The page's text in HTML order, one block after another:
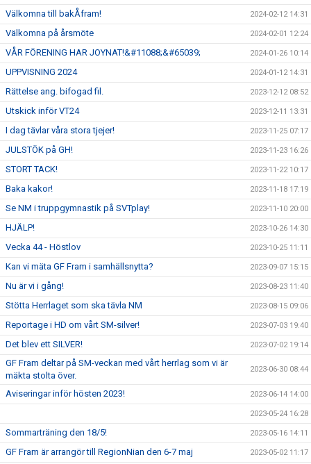
Välkomna till bakÅfram! 2024-02-12 14:31
Välkomna på årsmöte 2024-02-01 12:24
VÅR FÖRENING HAR JOYNAT!&#11088;&#65039; 2024-01-26 10:14
UPPVISNING 2024 2024-01-12 14:31
Rättelse ang. bifogad fil. 2023-12-12 08:52
Utskick inför VT24 2023-12-11 13:31
I dag tävlar våra stora tjejer! 2023-11-25 07:17
JULSTÖK på GH! 2023-11-23 16:26
STORT TACK! 2023-11-22 10:17
Baka kakor! 2023-11-18 17:19
Se NM i truppgymnastik på SVTplay! 2023-11-10 20:00
HJÄLP! 2023-10-26 14:30
Vecka 44 - Höstlov 2023-10-25 11:11
Kan vi mäta GF Fram i samhällsnytta? 2023-09-07 15:15
Nu är vi i gång! 2023-08-23 11:40
Stötta Herrlaget som ska tävla NM 2023-08-15 09:06
Reportage i HD om vårt SM-silver! 2023-07-03 19:40
Det blev ett SILVER! 2023-07-02 19:14
GF Fram deltar på SM-veckan med vårt herrlag som vi är
mäkta stolta över.
2023-06-30 08:44
Aviseringar inför hösten 2023! 2023-06-14 14:00
2023-05-24 16:28
Sommarträning den 18/5! 2023-05-16 14:11
GF Fram är arrangör till RegionNian den 6-7 maj 2023-05-02 11:17